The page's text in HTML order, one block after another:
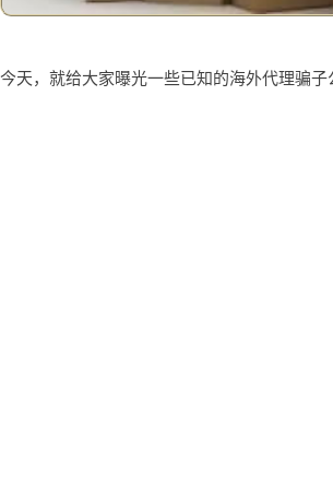
今天，就给大家曝光一些已知的海外代理骗